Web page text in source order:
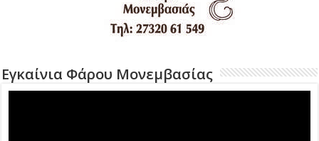
Εγκαίνια Φάρου Μονεμβασίας